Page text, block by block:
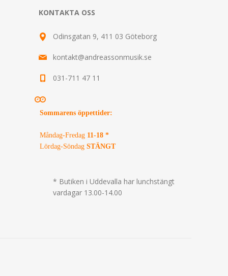
KONTAKTA OSS
Odinsgatan 9, 411 03 Göteborg
kontakt@andreassonmusik.se
031-711 47 11
Sommarens öppettider:
Måndag-Fredag 11-18 *
Lördag-Söndag STÄNGT
* Butiken i Uddevalla har lunchstängt
vardagar 13.00-14.00